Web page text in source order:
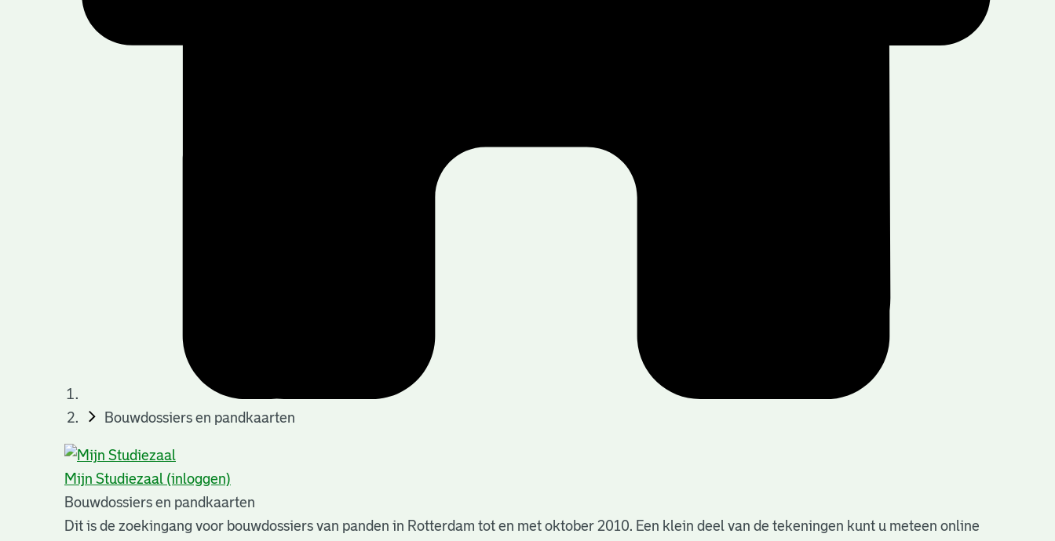
Bouwdossiers en pandkaarten
Mijn Studiezaal (inloggen)
Bouwdossiers en pandkaarten
Dit is de zoekingang voor bouwdossiers van panden in Rotterdam tot en met oktober 2010. Een klein deel van de tekeningen kunt u meteen online